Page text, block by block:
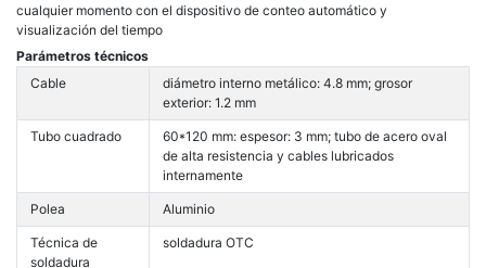
cualquier momento con el dispositivo de conteo automático y
visualización del tiempo
Parámetros técnicos
Cable
diámetro interno metálico: 4.8 mm; grosor
exterior: 1.2 mm
Tubo cuadrado
60*120 mm: espesor: 3 mm; tubo de acero oval
de alta resistencia y cables lubricados
internamente
Polea Aluminio
Técnica de
soldadura
soldadura OTC